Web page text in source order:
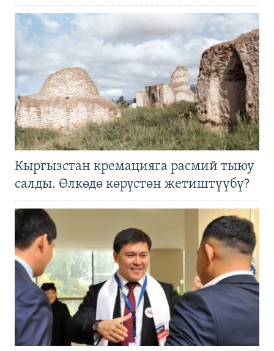
Кыргызстан кремацияга расмий тыюу
салды. Өлкөдө көрүстөн жетиштүүбү?